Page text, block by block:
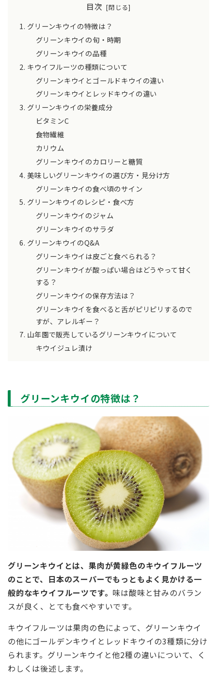
目次
グリーンキウイの特徴は？
グリーンキウイの旬・時期
グリーンキウイの品種
キウイフルーツの種類について
グリーンキウイとゴールドキウイの違い
グリーンキウイとレッドキウイの違い
グリーンキウイの栄養成分
ビタミンC
食物繊維
カリウム
グリーンキウイのカロリーと糖質
美味しいグリーンキウイの選び方・見分け方
グリーンキウイの食べ頃のサイン
グリーンキウイのレシピ・食べ方
グリーンキウイのジャム
グリーンキウイのサラダ
グリーンキウイのQ&A
グリーンキウイは皮ごと食べられる？
グリーンキウイが酸っぱい場合はどうやって甘く
する？
グリーンキウイの保存方法は？
グリーンキウイを食べると舌がピリピリするので
すが、アレルギー？
山年園で販売しているグリーンキウイについて
キウイジュレ漬け
グリーンキウイの特徴は？
グリーンキウイとは、果肉が黄緑色のキウイフルーツ
のことで、日本のスーパーでもっともよく見かける一
般的なキウイフルーツです。 味は酸味と甘みのバラン
スが良く、とても食べやすいです。
キウイフルーツは果肉の色によって、グリーンキウイ
の他にゴールデンキウイとレッドキウイの3種類に分け
られます。グリーンキウイと他2種の違いについて、く
わしくは後述します。